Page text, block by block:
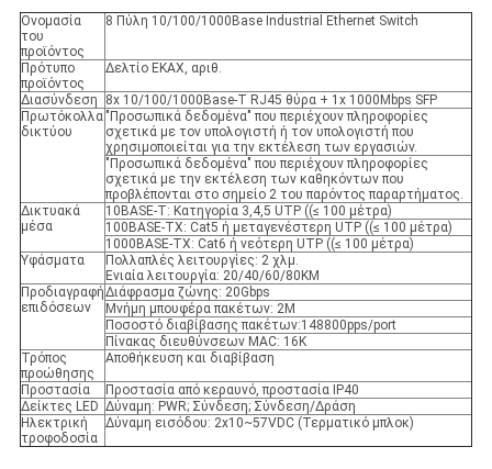
Ονομασία
του
προϊόντος
8 Πύλη 10/100/1000Base Industrial Ethernet Switch
Πρότυπο
προϊόντος
Δελτίο ΕΚΑΧ, αριθ.
Διασύνδεση
8x 10/100/1000Base-T RJ45 θύρα + 1x 1000Mbps SFP
Πρωτόκολλα
δικτύου
"Προσωπικά δεδομένα" που περιέχουν πληροφορίες
σχετικά με τον υπολογιστή ή τον υπολογιστή που
χρησιμοποιείται για την εκτέλεση των εργασιών.
"Προσωπικά δεδομένα" που περιέχουν πληροφορίες
σχετικά με την εκτέλεση των καθηκόντων που
προβλέπονται στο σημείο 2 του παρόντος παραρτήματος.
Δικτυακά
μέσα
10BASE-T: Κατηγορία 3,4,5 UTP ((≤ 100 μέτρα)
100BASE-TX: Cat5 ή μεταγενέστερη UTP ((≤ 100 μέτρα)
1000BASE-TX: Cat6 ή νεότερη UTP ((≤ 100 μέτρα)
Υφάσματα
Πολλαπλές λειτουργίες: 2 χλμ.
Ενιαία λειτουργία: 20/40/60/80KM
Προδιαγραφή
επιδόσεων
Διάφρασμα ζώνης: 20Gbps
Μνήμη μπουφέρα πακέτων: 2M
Ποσοστό διαβίβασης πακέτων:148800pps/port
Πίνακας διευθύνσεων MAC: 16K
Τρόπος
προώθησης
Αποθήκευση και διαβίβαση
Προστασία
Προστασία από κεραυνό, προστασία IP40
Δείκτες LED Δύναμη: PWR; Σύνδεση; Σύνδεση/Δράση
Ηλεκτρική
τροφοδοσία
Δύναμη εισόδου: 2x10~57VDC (Τερματικό μπλοκ)